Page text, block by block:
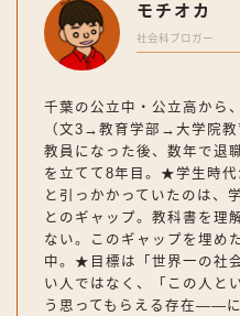
モチオカ
社会科ブロガー
千葉の公立中・公立高から
（文3→教育学部→大学院
教員になった後、数年で退
を立てて8年目。★学生時代
と引っかかっていたのは、
とのギャップ。教科書を理
ない。このギャップを埋め
中。★目標は「世界一の社
い人ではなく、「この人と
う思ってもらえる存在——に